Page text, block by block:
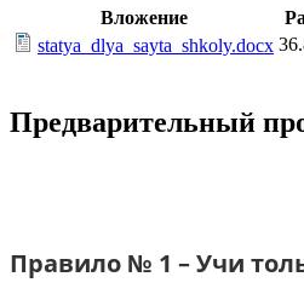
Вложение
statya_dlya_sayta_shkoly.docx
Предварительный
Правило № 1 – Учи